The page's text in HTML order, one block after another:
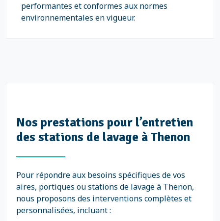
performantes et conformes aux normes
environnementales en vigueur.
Nos prestations pour l’entretien
des stations de lavage à Thenon
Pour répondre aux besoins spécifiques de vos
aires, portiques ou stations de lavage à Thenon,
nous proposons des interventions complètes et
personnalisées, incluant :